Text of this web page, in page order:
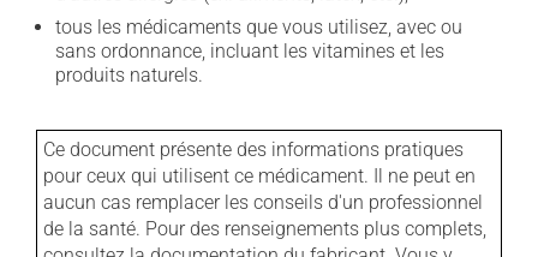
tous les médicaments que vous utilisez, avec ou
sans ordonnance, incluant les vitamines et les
produits naturels.
Ce document présente des informations pratiques
pour ceux qui utilisent ce médicament. Il ne peut en
aucun cas remplacer les conseils d'un professionnel
de la santé. Pour des renseignements plus complets,